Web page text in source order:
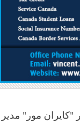
مور" مدیر